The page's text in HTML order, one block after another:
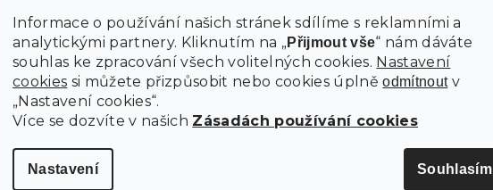
Informace o používání našich stránek sdílíme s reklamními a
analytickými partnery. Kliknutím na „Přijmout vše“ nám dáváte
souhlas ke zpracování všech volitelných cookies. Nastavení
cookies si můžete přizpůsobit nebo cookies úplněodmítnoutv
„Nastavení cookies“.
Více se dozvíte v našich Zásadách používání cookies
Nastavení Souhlasím
14 dní
od8 105 Kč
Detail
Skladem
od4 723 Kč